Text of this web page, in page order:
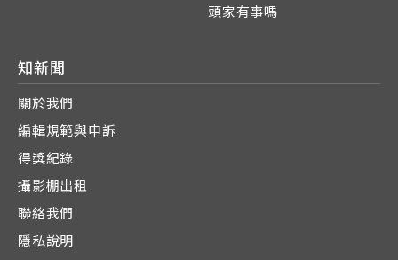
頭家有事嗎
知新聞
關於我們
編輯規範與申訴
得獎紀錄
攝影棚出租
聯絡我們
隱私說明